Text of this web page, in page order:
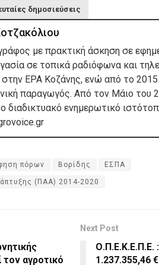
δημοσιεύσεις
με πρακτική άσκηση σε
σε τοπικά ραδιόφωνα και
στην ΕΡΑ Κοζάνης, ενώ από το 2015
παραγωγός. Από τον Μάιο του
διαδικτυακό ενημερωτικό
πόρων Βορίδης ΕΣΠΑ
(ΠΑΑ) 2014-2020
τον αγροτικό
Next Post
Ο.Π.Ε.Κ.Ε.Π.Ε.
1.237.355,46